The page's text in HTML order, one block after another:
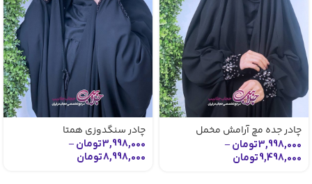
چادر جده مچ آرامش مخمل
سنبادی با جواهردوزی نسیم
3,998,000تومان –
9,498,000تومان
چادر سنگدوزی همتا
3,998,000تومان –
8,998,000تومان